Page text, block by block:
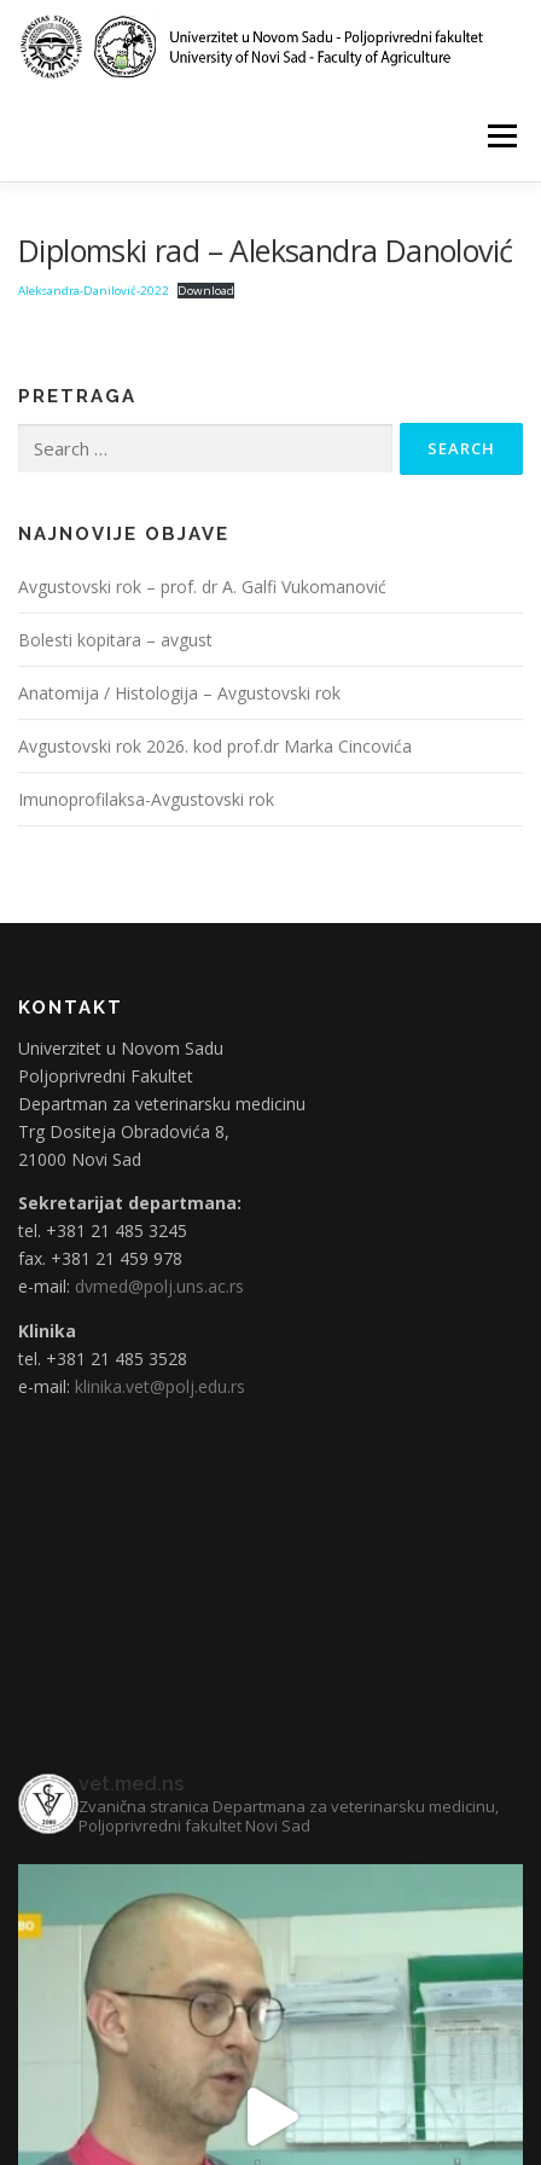
content
Menu
Diplomski rad – Aleksandra Danolović
Aleksandra-Danilović-2022 Download
PRETRAGA
for:
NAJNOVIJE OBJAVE
Avgustovski rok – prof. dr A. Galfi Vukomanović
Bolesti kopitara – avgust
Anatomija / Histologija – Avgustovski rok
Avgustovski rok 2026. kod prof.dr Marka Cincovića
Imunoprofilaksa-Avgustovski rok
KONTAKT
Univerzitet u Novom Sadu
Poljoprivredni Fakultet
Departman za veterinarsku medicinu
Trg Dositeja Obradovića 8,
21000 Novi Sad
Sekretarijat departmana:
tel. +381 21 485 3245
fax. +381 21 459 978
e-mail: dvmed@polj.uns.ac.rs
Klinika
tel. +381 21 485 3528
e-mail: klinika.vet@polj.edu.rs
vet.med.ns
Zvanična stranica Departmana za veterinarsku medicinu,
Poljoprivredni fakultet Novi Sad